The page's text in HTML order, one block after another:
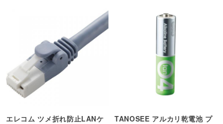
エレコム ツメ折れ防止LANケ
TANOSEE アルカリ乾電池 プ